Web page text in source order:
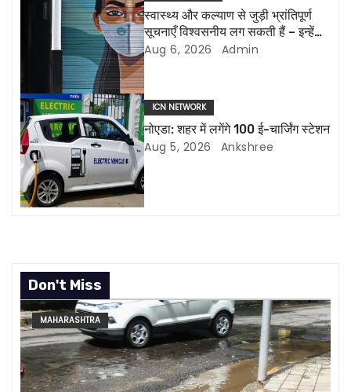
i
o
n
स्वास्थ्य और कल्याण से जुड़ी भ्रांतिपूर्ण
सूचनाएँ विश्वसनीय लग सकती हैं – इन्हें
पहचानने के तरीके
Aug 6, 2026 Admin
ICN NETWORK
नोएडा: शहर में लगेंगे 100 ई-चार्जिंग स्टेशन
Aug 5, 2026 Ankshree
Don't Miss
MAHARASHTRA